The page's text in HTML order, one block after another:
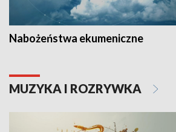
Nabożeństwa ekumeniczne
MUZYKA I ROZRYWKA